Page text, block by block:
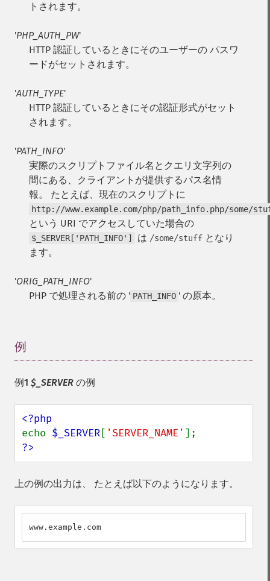
トされます。
'PHP_AUTH_PW'
HTTP 認証しているときにそのユーザーの パスワ
ードがセットされます。
'AUTH_TYPE'
HTTP 認証しているときにその認証形式がセット
されます。
'PATH_INFO'
実際のスクリプトファイル名とクエリ文字列の
間にある、クライアントが提供するパス名情
報。 たとえば、現在のスクリプトに
http://www.example.com/php/path_info.php/some/
という URI でアクセスしていた場合の
$_SERVER['PATH_INFO'] は /some/stuff となり
ます。
'ORIG_PATH_INFO'
PHP で処理される前の ' PATH_INFO ' の原本。
例
例1 $_SERVER の例
echo $_SERVER[ 'SERVER_NAME'
?>
上の例の出力は、 たとえば以下のようになります。
www.example.com